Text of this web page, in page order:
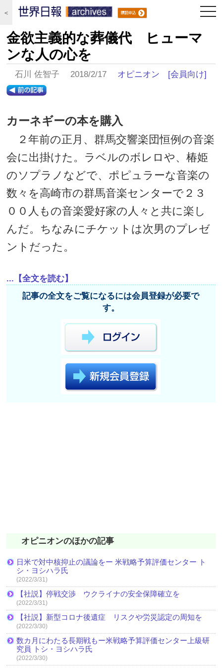
＜
金欲主義的な葬儀代 ヒューマ
ンな人の心を
石川 佐智子 2018/2/17 オピニオン [会員向け]
カーネギーの本を購入
２年前の正月、群馬交響楽団恒例の音楽
会に出掛けた。ラベルのボレロや、椿姫
のソプラノなどで、ポピュラーな音楽の
数々を高崎市の群馬音楽センターで２３
００人もの音楽愛好家の人々と共に楽し
んだ。ちなみにチケットは次男のプレゼ
ントだった。
...【全文を読む】
記事の全文をご覧になるには会員登録が必要で
す。
オピニオンのほかの記事
日米で対中核抑止の議論をー 米戦略予算評価センター ト
シ・ヨシハラ氏
(2022/3/31)
【社説】停戦交渉 ウクライナの安全保障確立を
(2022/3/31)
【社説】新型コロナ後遺症 リスクや労災認定の周知を
(2022/3/30)
数カ月にわたる長期戦もー米戦略予算評価センター上級研
究員 トシ・ヨシハラ氏
(2022/3/30)